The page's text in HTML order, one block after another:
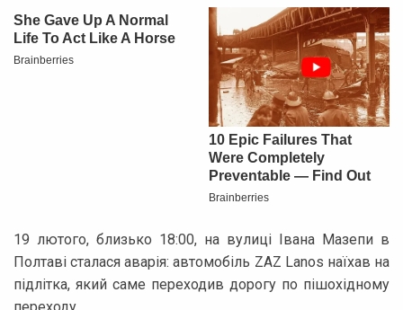
19 лютого, близько 18:00, на вулиці Івана Мазепи в
Полтаві сталася аварія: автомобіль ZAZ Lanos наїхав на
підлітка, який саме переходив дорогу по пішохідному